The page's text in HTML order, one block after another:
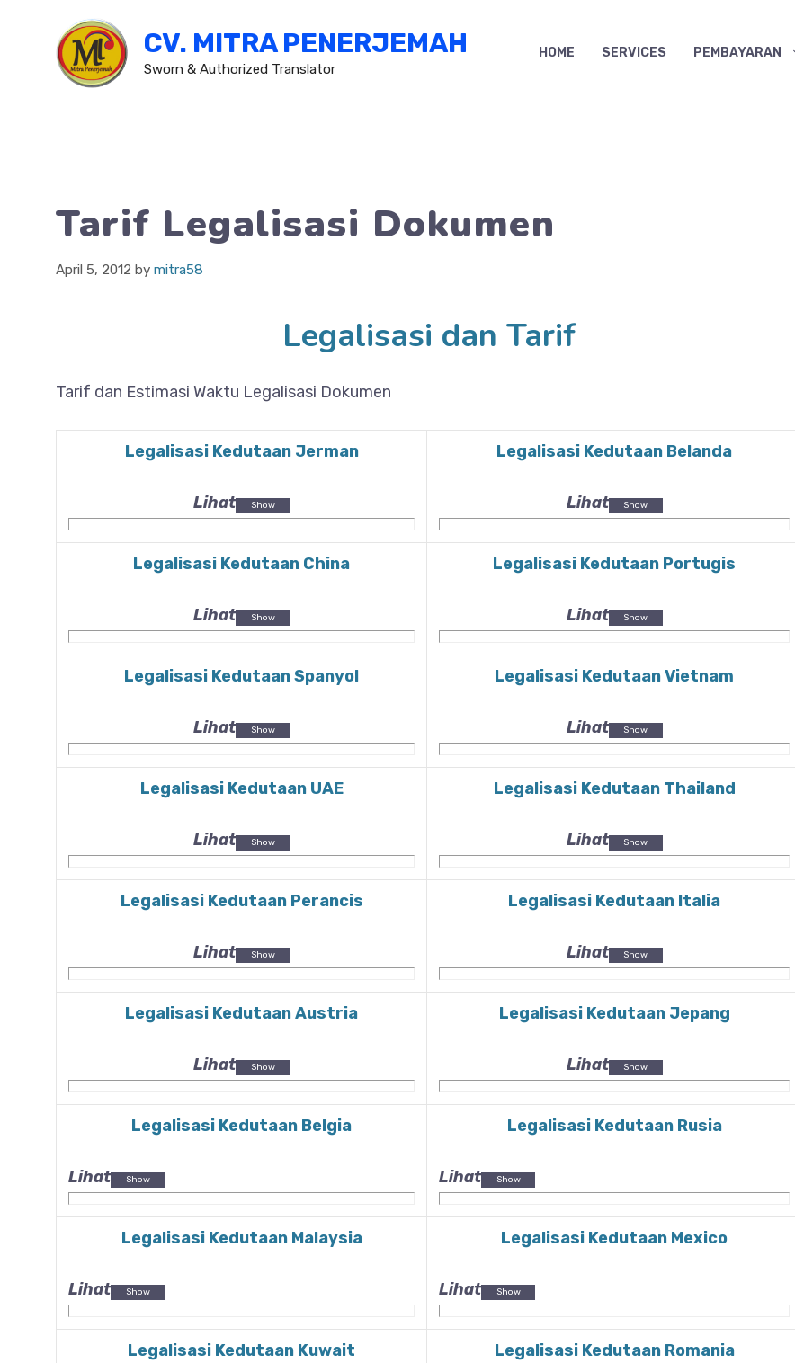
content
CV. MITRA PENERJEMAH
Sworn & Authorized Translator
HOME SERVICES PEMBAYARAN
Tarif Legalisasi Dokumen
April 5, 2012 by mitra58
Legalisasi dan Tarif
Tarif dan Estimasi Waktu Legalisasi Dokumen
Legalisasi Kedutaan Jerman
Lihat
Legalisasi Kedutaan Belanda
Lihat
Legalisasi Kedutaan China
Lihat
Legalisasi Kedutaan Portugis
Lihat
Legalisasi Kedutaan Spanyol
Lihat
Legalisasi Kedutaan Vietnam
Lihat
Legalisasi Kedutaan UAE
Lihat
Legalisasi Kedutaan Thailand
Lihat
Legalisasi Kedutaan Perancis
Lihat
Legalisasi Kedutaan Italia
Lihat
Legalisasi Kedutaan Austria
Lihat
Legalisasi Kedutaan Jepang
Lihat
Legalisasi Kedutaan Belgia
Lihat
Legalisasi Kedutaan Rusia
Lihat
Legalisasi Kedutaan Malaysia
Lihat
Legalisasi Kedutaan Mexico
Lihat
Legalisasi Kedutaan Kuwait Legalisasi Kedutaan Romania